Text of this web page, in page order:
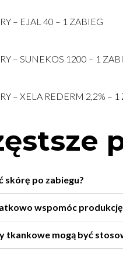
– EJAL 40 – 1 ZABIEG
– SUNEKOS 1200 – 1
– XELA REDERM 2,2% – 1
skórę po zabiegu?
wspomóc
tkankowe mogą być